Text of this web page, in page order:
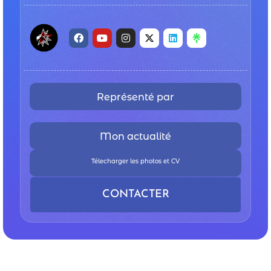
Représenté par
Mon actualité
Télecharger les photos et CV
CONTACTER